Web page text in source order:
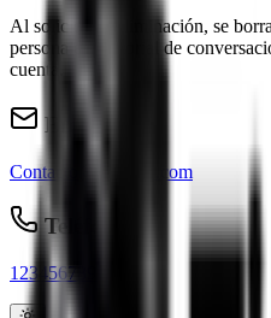
Al solicitar la eliminación, se
personales, historial de
cuenta.
Email
Contacto@tincadia.com
Teléfono
123456789